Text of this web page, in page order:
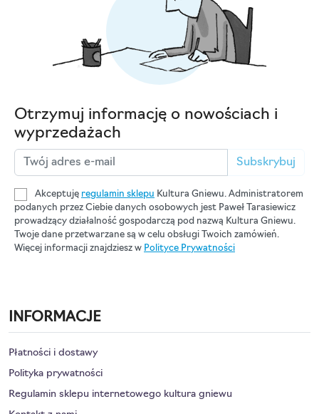
Otrzymuj informację o nowościach i
wyprzedażach
Subskrybuj
Akceptuję regulamin sklepu Kultura Gniewu. Administratorem
podanych przez Ciebie danych osobowych jest Paweł Tarasiewicz
prowadzący działalność gospodarczą pod nazwą Kultura Gniewu.
Twoje dane przetwarzane są w celu obsługi Twoich zamówień.
Więcej informacji znajdziesz w Polityce Prywatności
INFORMACJE
Płatności i dostawy
Polityka prywatności
Regulamin sklepu internetowego kultura gniewu